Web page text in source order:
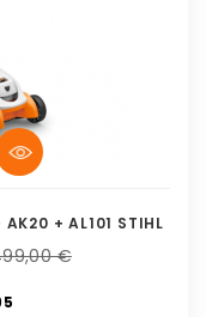
+ AL101 STIHL
€